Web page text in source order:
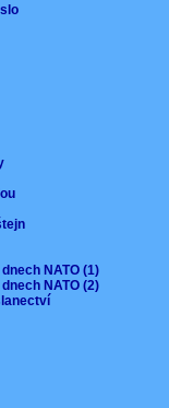
NATO (1)
NATO (2)